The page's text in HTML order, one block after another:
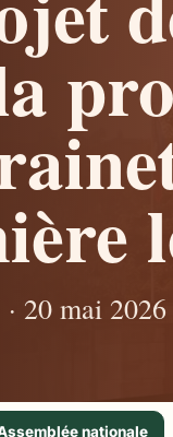
20 mai 2026
nationale